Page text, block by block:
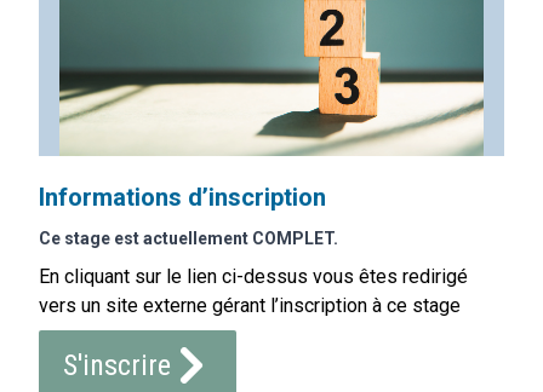
Informations d’inscription
Ce stage est actuellement COMPLET.
En cliquant sur le lien ci-dessus vous êtes redirigé
vers un site externe gérant l’inscription à ce stage
S'inscrire